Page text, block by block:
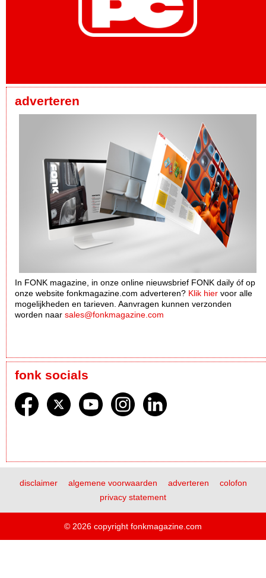
adverteren
In FONK magazine, in onze online nieuwsbrief FONK daily óf op
onze website fonkmagazine.com adverteren? Klik hier voor alle
mogelijkheden en tarieven. Aanvragen kunnen verzonden
worden naar sales@fonkmagazine.com
fonk socials
disclaimer algemene voorwaarden adverteren
colofon
privacy statement
© 2026 copyright fonkmagazine.com